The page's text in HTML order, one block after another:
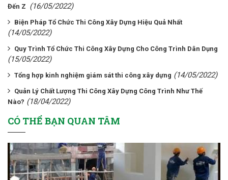
Đến Z (16/05/2022)
Biện Pháp Tổ Chức Thi Công Xây Dựng Hiệu Quả Nhất
(14/05/2022)
Quy Trình Tổ Chức Thi Công Xây Dựng Cho Công Trình Dân Dụng
(15/05/2022)
Tổng hợp kinh nghiệm giám sát thi công xây dựng (14/05/2022)
Quản Lý Chất Lượng Thi Công Xây Dựng Công Trình Như Thế
Nào? (18/04/2022)
CÓ THỂ BẠN QUAN TÂM